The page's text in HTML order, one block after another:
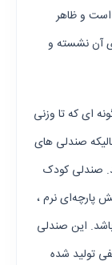
و ظاهر
آن نشسته و
ای که تا وزنی
صندلی های
میدهند. صندلی کودک
پارچه‌ای نرم ،
این صندلی
تولید شده